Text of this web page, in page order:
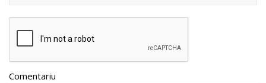
Comentariu